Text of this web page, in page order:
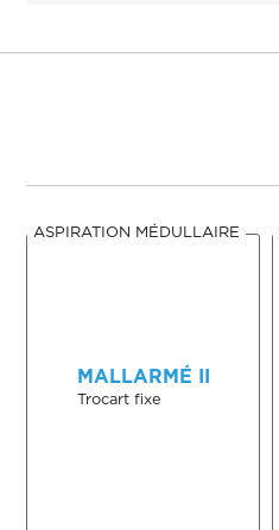
ASPIRATION MÉDULLAIRE
MALLARMÉ II
Trocart fixe